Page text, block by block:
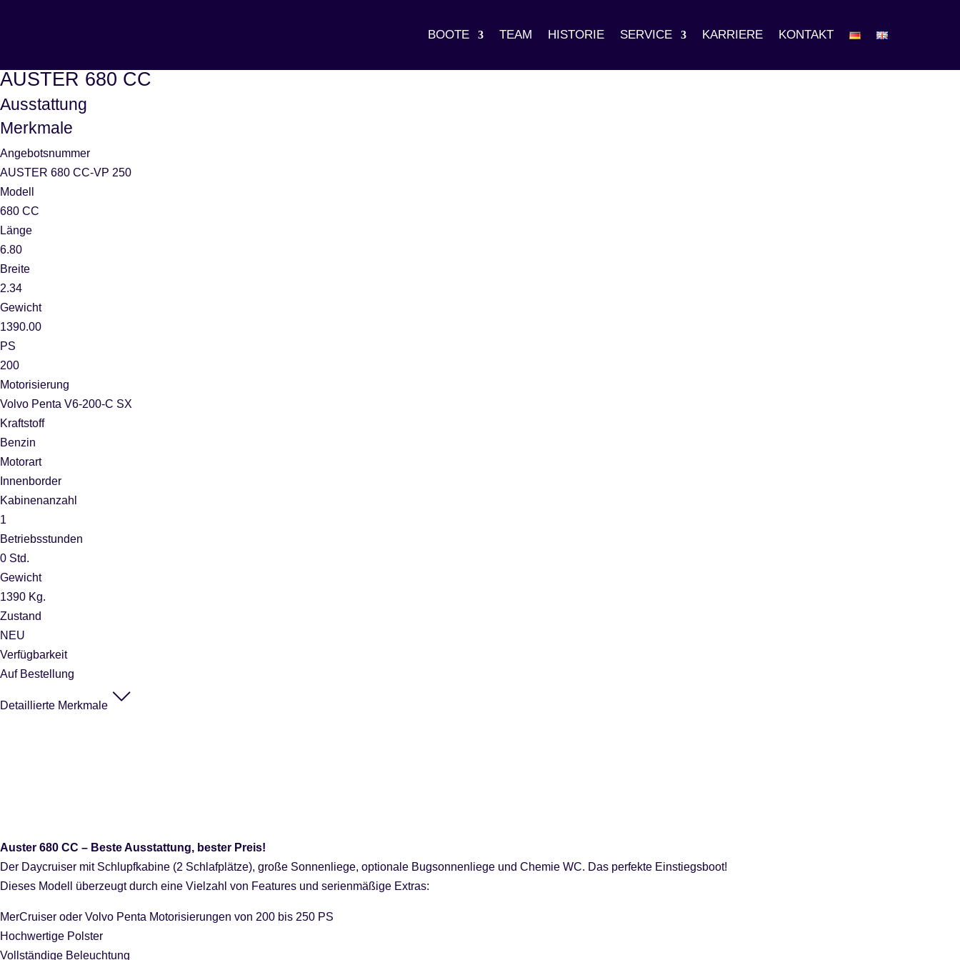
BOOTE TEAM HISTORIE SERVICE KARRIERE KONTAKT
AUSTER 680 CC
Ausstattung
Merkmale
Angebotsnummer
AUSTER 680 CC-VP 250
Modell
680 CC
Länge
6.80
Breite
2.34
Gewicht
1390.00
PS
200
Motorisierung
Volvo Penta V6-200-C SX
Kraftstoff
Benzin
Motorart
Innenborder
Kabinenanzahl
1
Betriebsstunden
0 Std.
Gewicht
1390 Kg.
Zustand
NEU
Verfügbarkeit
Auf Bestellung
Detaillierte Merkmale
Auster 680 CC – Beste Ausstattung, bester Preis!
Der Daycruiser mit Schlupfkabine (2 Schlafplätze), große Sonnenliege, optionale Bugsonnenliege und Chemie WC. Das perfekte Einstiegsboot!
Dieses Modell überzeugt durch eine Vielzahl von Features und serienmäßige Extras:
MerCruiser oder Volvo Penta Motorisierungen von 200 bis 250 PS
Hochwertige Polster
Vollständige Beleuchtung